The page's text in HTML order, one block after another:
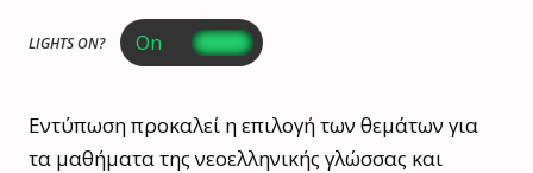
LIGHTS ON?
Εντύπωση προκαλεί η επιλογή των θεμάτων για
τα μαθήματα της νεοελληνικής γλώσσας και